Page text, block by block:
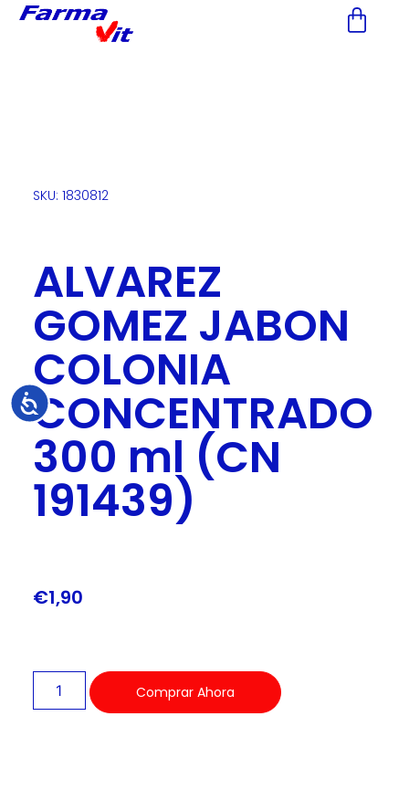
Nota:
accesibilidad.
Accesibilidad
SKU: 1830812
ALVAREZ
GOMEZ JABON
COLONIA
CONCENTRADO
300 ml (CN
191439)
€1,90
Comprar Ahora